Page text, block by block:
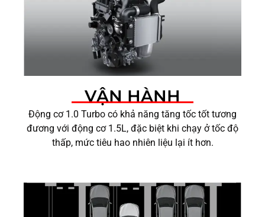
VẬN HÀNH
Động cơ 1.0 Turbo có khả năng tăng tốc tốt tương
đương với động cơ 1.5L, đặc biệt khi chạy ở tốc độ
thấp, mức tiêu hao nhiên liệu lại ít hơn.